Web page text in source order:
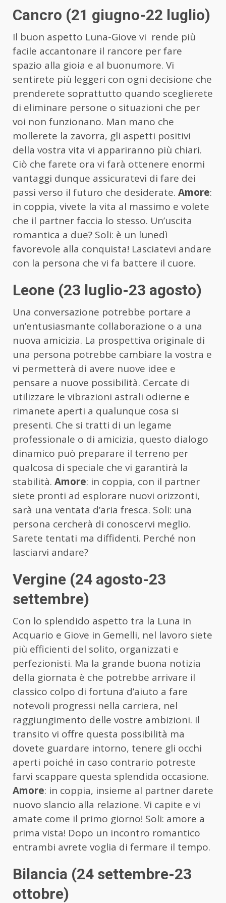
Cancro (21 giugno-22 luglio)
Il buon aspetto Luna-Giove vi rende più
facile accantonare il rancore per fare
spazio alla gioia e al buonumore. Vi
sentirete più leggeri con ogni decisione che
prenderete soprattutto quando sceglierete
di eliminare persone o situazioni che per
voi non funzionano. Man mano che
mollerete la zavorra, gli aspetti positivi
della vostra vita vi appariranno più chiari.
Ciò che farete ora vi farà ottenere enormi
vantaggi dunque assicuratevi di fare dei
passi verso il futuro che desiderate. Amore:
in coppia, vivete la vita al massimo e volete
che il partner faccia lo stesso. Un’uscita
romantica a due? Soli: è un lunedì
favorevole alla conquista! Lasciatevi andare
con la persona che vi fa battere il cuore.
Leone (23 luglio-23 agosto)
Una conversazione potrebbe portare a
un’entusiasmante collaborazione o a una
nuova amicizia. La prospettiva originale di
una persona potrebbe cambiare la vostra e
vi permetterà di avere nuove idee e
pensare a nuove possibilità. Cercate di
utilizzare le vibrazioni astrali odierne e
rimanete aperti a qualunque cosa si
presenti. Che si tratti di un legame
professionale o di amicizia, questo dialogo
dinamico può preparare il terreno per
qualcosa di speciale che vi garantirà la
stabilità. Amore: in coppia, con il partner
siete pronti ad esplorare nuovi orizzonti,
sarà una ventata d’aria fresca. Soli: una
persona cercherà di conoscervi meglio.
Sarete tentati ma diffidenti. Perché non
lasciarvi andare?
Vergine (24 agosto-23
settembre)
Con lo splendido aspetto tra la Luna in
Acquario e Giove in Gemelli, nel lavoro siete
più efficienti del solito, organizzati e
perfezionisti. Ma la grande buona notizia
della giornata è che potrebbe arrivare il
classico colpo di fortuna d’aiuto a fare
notevoli progressi nella carriera, nel
raggiungimento delle vostre ambizioni. Il
transito vi offre questa possibilità ma
dovete guardare intorno, tenere gli occhi
aperti poiché in caso contrario potreste
farvi scappare questa splendida occasione.
Amore: in coppia, insieme al partner darete
nuovo slancio alla relazione. Vi capite e vi
amate come il primo giorno! Soli: amore a
prima vista! Dopo un incontro romantico
entrambi avrete voglia di fermare il tempo.
Bilancia (24 settembre-23
ottobre)